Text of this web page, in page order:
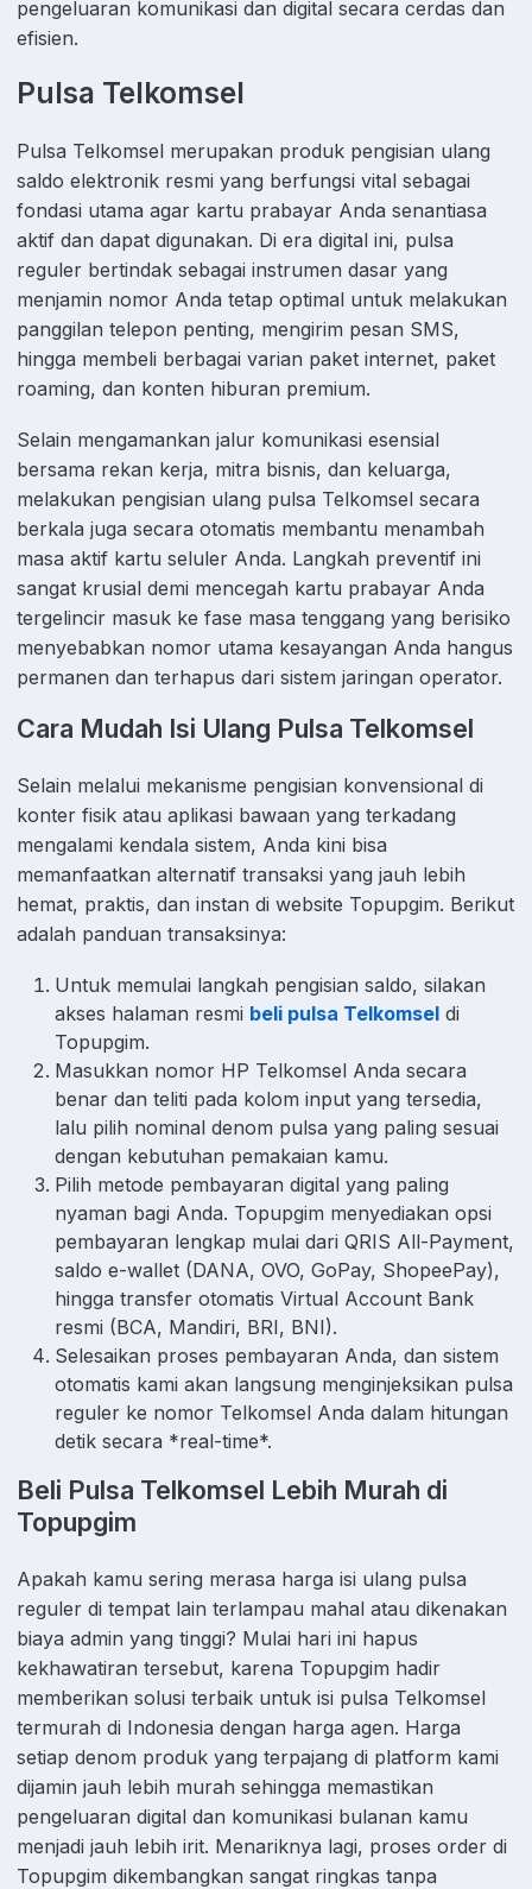
pengeluaran komunikasi dan digital secara cerdas dan
efisien.
Pulsa Telkomsel
Pulsa Telkomsel merupakan produk pengisian ulang
saldo elektronik resmi yang berfungsi vital sebagai
fondasi utama agar kartu prabayar Anda senantiasa
aktif dan dapat digunakan. Di era digital ini, pulsa
reguler bertindak sebagai instrumen dasar yang
menjamin nomor Anda tetap optimal untuk melakukan
panggilan telepon penting, mengirim pesan SMS,
hingga membeli berbagai varian paket internet, paket
roaming, dan konten hiburan premium.
Selain mengamankan jalur komunikasi esensial
bersama rekan kerja, mitra bisnis, dan keluarga,
melakukan pengisian ulang pulsa Telkomsel secara
berkala juga secara otomatis membantu menambah
masa aktif kartu seluler Anda. Langkah preventif ini
sangat krusial demi mencegah kartu prabayar Anda
tergelincir masuk ke fase masa tenggang yang berisiko
menyebabkan nomor utama kesayangan Anda hangus
permanen dan terhapus dari sistem jaringan operator.
Cara Mudah Isi Ulang Pulsa Telkomsel
Selain melalui mekanisme pengisian konvensional di
konter fisik atau aplikasi bawaan yang terkadang
mengalami kendala sistem, Anda kini bisa
memanfaatkan alternatif transaksi yang jauh lebih
hemat, praktis, dan instan di website Topupgim. Berikut
adalah panduan transaksinya:
Untuk memulai langkah pengisian saldo, silakan
akses halaman resmi beli pulsa Telkomsel di
Topupgim.
Masukkan nomor HP Telkomsel Anda secara
benar dan teliti pada kolom input yang tersedia,
lalu pilih nominal denom pulsa yang paling sesuai
dengan kebutuhan pemakaian kamu.
Pilih metode pembayaran digital yang paling
nyaman bagi Anda. Topupgim menyediakan opsi
pembayaran lengkap mulai dari QRIS All-Payment,
saldo e-wallet (DANA, OVO, GoPay, ShopeePay),
hingga transfer otomatis Virtual Account Bank
resmi (BCA, Mandiri, BRI, BNI).
Selesaikan proses pembayaran Anda, dan sistem
otomatis kami akan langsung menginjeksikan pulsa
reguler ke nomor Telkomsel Anda dalam hitungan
detik secara *real-time*.
Beli Pulsa Telkomsel Lebih Murah di
Topupgim
Apakah kamu sering merasa harga isi ulang pulsa
reguler di tempat lain terlampau mahal atau dikenakan
biaya admin yang tinggi? Mulai hari ini hapus
kekhawatiran tersebut, karena Topupgim hadir
memberikan solusi terbaik untuk isi pulsa Telkomsel
termurah di Indonesia dengan harga agen. Harga
setiap denom produk yang terpajang di platform kami
dijamin jauh lebih murah sehingga memastikan
pengeluaran digital dan komunikasi bulanan kamu
menjadi jauh lebih irit. Menariknya lagi, proses order di
Topupgim dikembangkan sangat ringkas tanpa